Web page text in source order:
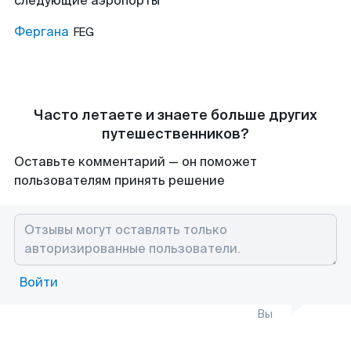
Фергана FEG
Часто летаете и знаете больше других
путешественников?
Оставьте комментарий — он поможет
пользователям принять решение
Войти
Вы